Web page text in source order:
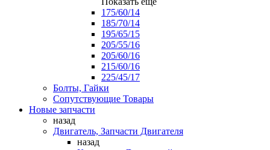
175/60/14
185/70/14
195/65/15
205/55/16
205/60/16
215/60/16
225/45/17
Болты, Гайки
Сопутствующие Товары
Новые запчасти
назад
Двигатель, Запчасти Двигателя
назад